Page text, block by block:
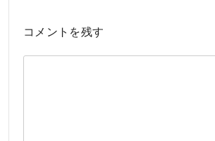
コメントを残す